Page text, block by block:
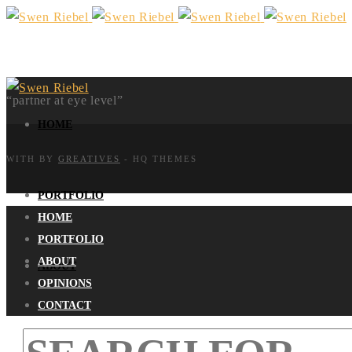
HOME
PORTFOLIO
ABOUT
“partner at eye level”
WITH BY GREATIVES - HQ THEMES
HOME
PORTFOLIO
ABOUT
OPINIONS
CONTACT